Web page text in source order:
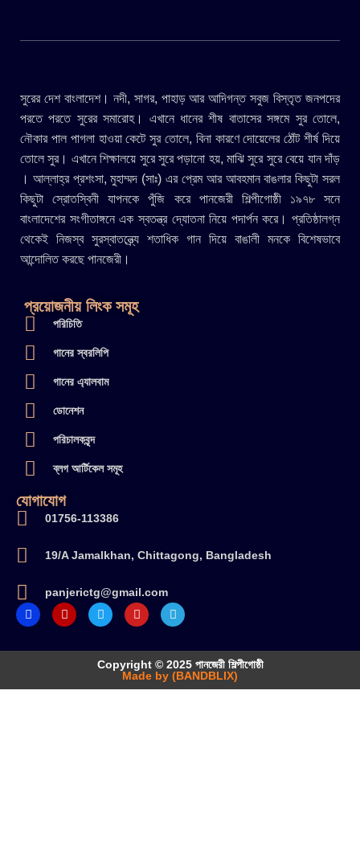
সুরের দেশ বাংলাদেশ। নদী, সাগর, পাহাড় আর আদিগন্ত সবুজ বিস্তৃত জনপদের
পরতে পরতে সুরের সমারোহ। এখানে ধানের শীষ বাতাসের সঙ্গমে সুর তোলে,
নৌকার পাল পাগলা হাওয়া কেটে সুর তোলে, বিনা কারণে দোয়েলের ঠোঁট শীর্ষ দিয়ে
তোলে সুর। এখানে শিক্ষালয়ে সুরে সুরে পড়ানো হয়, মাঝি সুরে সুরে বেয়ে যান দাঁড়
। আল্লাহ্র প্রশংসা, মুহাম্মদ (সাঃ) এর প্রেম আর আবহমান বাঙলার কিছুটা সরল
কিছুটা স্রোতস্বিনী যাপনকে পুঁজি করে পানজেরী শিল্পীগোষ্ঠী ১৯৭৮ সনে
বাংলাদেশের সংগীতাঙ্গনে এক স্বতন্ত্র দ্যোতনা নিয়ে পদার্পন করে। প্রতিষ্ঠালগ্ন
থেকেই নিজস্ব সুরস্বাতন্ত্র্যে শতাধিক গান দিয়ে বাঙালী মনকে বিশেষভাবে
আন্দোলিত করছে পানজেরী।
প্রয়োজনীয় লিংক সমূহ
পরিচিতি
গানের স্বরলিপি
গানের এ্যালবাম
ডোনেশন
পরিচালকবৃন্দ
ব্লগ আর্টিকেল সমূহ
যোগাযোগ
01756-113386
19/A Jamalkhan, Chittagong, Bangladesh
panjerictg@gmail.com
Copyright © 2025 পানজেরী শিল্পীগোষ্ঠী
Made by (BANDBLIX)